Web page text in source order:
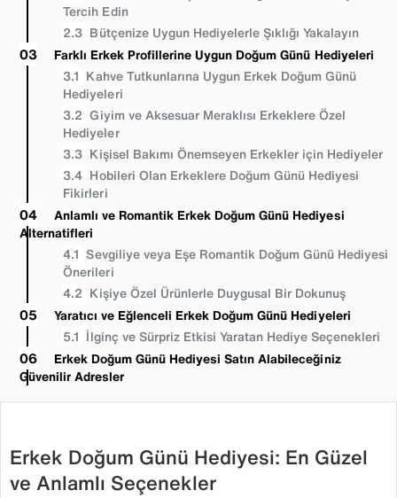
Tercih Edin
Bütçenize Uygun Hediyelerle Şıklığı Yakalayın
Farklı Erkek Profillerine Uygun Doğum Günü Hediyeleri
Kahve Tutkunlarına Uygun Erkek Doğum Günü
Hediyeleri
Giyim ve Aksesuar Meraklısı Erkeklere Özel
Hediyeler
Kişisel Bakımı Önemseyen Erkekler için Hediyeler
Hobileri Olan Erkeklere Doğum Günü Hediyesi
Fikirleri
Anlamlı ve Romantik Erkek Doğum Günü Hediyesi
Alternatifleri
Sevgiliye veya Eşe Romantik Doğum Günü Hediyesi
Önerileri
Kişiye Özel Ürünlerle Duygusal Bir Dokunuş
Yaratıcı ve Eğlenceli Erkek Doğum Günü Hediyeleri
İlginç ve Sürpriz Etkisi Yaratan Hediye Seçenekleri
Erkek Doğum Günü Hediyesi Satın Alabileceğiniz
Güvenilir Adresler
Erkek Doğum Günü Hediyesi: En Güzel
ve Anlamlı Seçenekler